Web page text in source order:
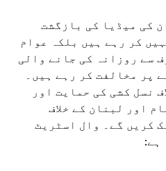
کی میڈیا کی بازگشت
کر رہے ہیں بلکہ عوام
سے روزانہ کی جانے والی
پر مخالفت کر رہے ہیں۔
نسل کشی کی حمایت اور
اور لبنان کے خلاف
کریں گے۔ وال اسٹریٹ
ہے: